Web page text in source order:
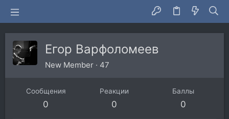
Егор Варфоломеев
New Member · 47
Сообщения
0
Реакции
0
Баллы
0